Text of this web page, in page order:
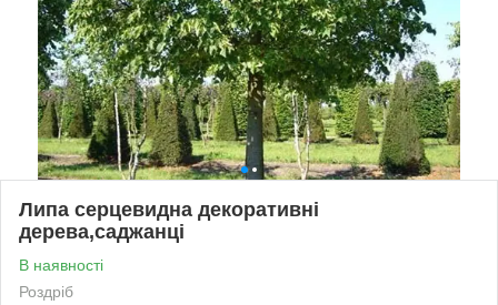
Липа серцевидна декоративні
дерева,саджанці
В наявності
Роздріб